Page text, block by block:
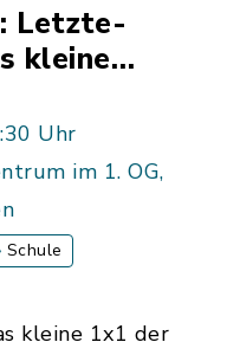
Letzte-
kleine
Uhr
im 1. OG,
Schule
kleine 1x1 der